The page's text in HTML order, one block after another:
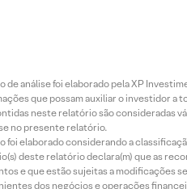
de análise foi elaborado pela XP
que possam auxiliar o investidor a
neste relatório são consideradas
no presente relatório.
foi elaborado considerando a
deste relatório declara(m) que as
e que estão sujeitas a modificações
dos negócios e operações